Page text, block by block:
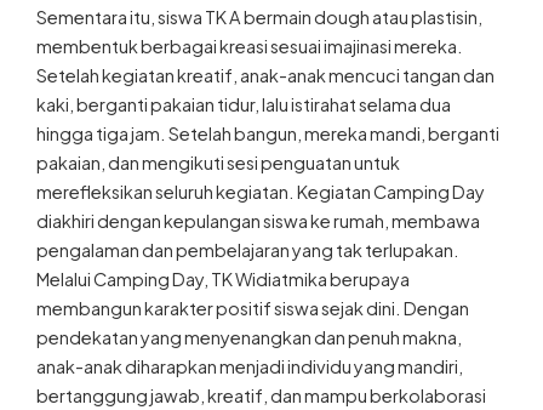
Sementara itu, siswa TK A bermain dough atau plastisin,
membentuk berbagai kreasi sesuai imajinasi mereka.
Setelah kegiatan kreatif, anak-anak mencuci tangan dan
kaki, berganti pakaian tidur, lalu istirahat selama dua
hingga tiga jam. Setelah bangun, mereka mandi, berganti
pakaian, dan mengikuti sesi penguatan untuk
merefleksikan seluruh kegiatan. Kegiatan Camping Day
diakhiri dengan kepulangan siswa ke rumah, membawa
pengalaman dan pembelajaran yang tak terlupakan.
Melalui Camping Day, TK Widiatmika berupaya
membangun karakter positif siswa sejak dini. Dengan
pendekatan yang menyenangkan dan penuh makna,
anak-anak diharapkan menjadi individu yang mandiri,
bertanggung jawab, kreatif, dan mampu berkolaborasi